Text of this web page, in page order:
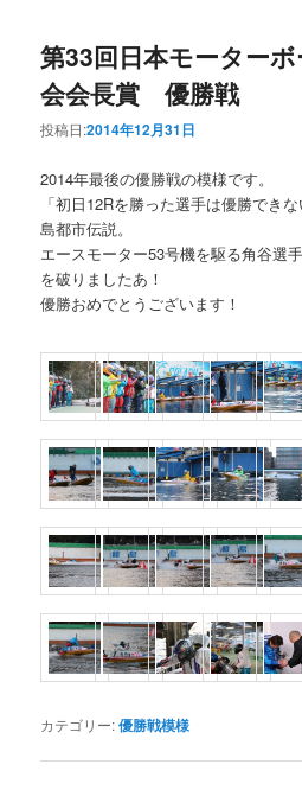
第33回日本モーター
会会長賞 優勝戦
投稿日:2014年12月31日
2014年最後の優勝戦の模様です。
「初日12Rを勝った選手は優勝でき
島都市伝説。
エースモーター53号機を駆る角谷選
を破りましたあ！
優勝おめでとうございます！
カテゴリー:優勝戦模様